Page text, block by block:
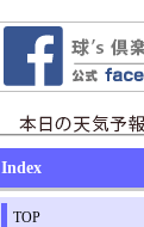
Index
TOP